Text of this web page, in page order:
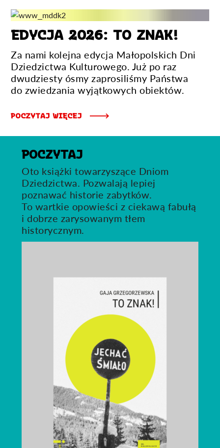
EDYCJA 2026: TO ZNAK!
Za nami kolejna edycja Małopolskich Dni
Dziedzictwa Kulturowego. Już po raz
dwudziesty ósmy zaprosiliśmy Państwa
do zwiedzania wyjątkowych obiektów.
POCZYTAJ WIĘCEJ
POCZYTAJ
Oto książki towarzyszące Dniom
Dziedzictwa. Pozwalają lepiej
poznawać historie zabytków.
To wartkie opowieści z ciekawą fabułą
i dobrze zarysowanym tłem
historycznym.